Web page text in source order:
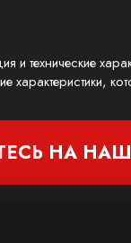
и технические
НА НАШ